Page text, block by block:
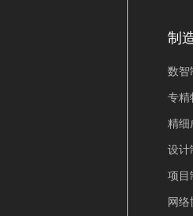
制
数智
专精
精细
设计
项目
网